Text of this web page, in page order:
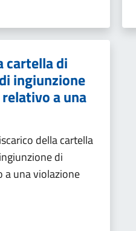
cartella di
ingiunzione
a una
della cartella
di
a una violazione